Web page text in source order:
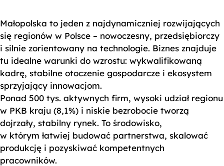
Małopolska to jeden z najdynamiczniej rozwijających
się regionów w Polsce – nowoczesny, przedsiębiorczy
i silnie zorientowany na technologie. Biznes znajduje
tu idealne warunki do wzrostu: wykwalifikowaną
kadrę, stabilne otoczenie gospodarcze i ekosystem
sprzyjający innowacjom.
Ponad 500 tys. aktywnych firm, wysoki udział regionu
w PKB kraju (8,1%) i niskie bezrobocie tworzą
dojrzały, stabilny rynek. To środowisko,
w którym łatwiej budować partnerstwa, skalować
produkcję i pozyskiwać kompetentnych
pracowników.